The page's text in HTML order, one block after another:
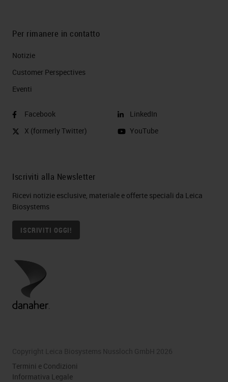
Per rimanere in contatto
Notizie
Customer Perspectives​
Eventi
Facebook
X (formerly Twitter)
LinkedIn
YouTube
Iscriviti alla Newsletter
Ricevi notizie esclusive, materiale e offerte speciali da Leica
Biosystems
ISCRIVITI OGGI!
Copyright Leica Biosystems Nussloch GmbH 2026
Termini e Condizioni
Informativa Legale